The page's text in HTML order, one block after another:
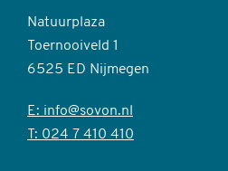
Natuurplaza
Toernooiveld 1
6525 ED Nijmegen
E: info@sovon.nl
T: 024 7 410 410